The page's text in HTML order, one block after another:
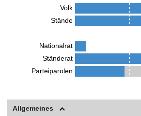
Volk
Stände
Nationalrat
Ständerat
Parteiparolen
Allgemeines